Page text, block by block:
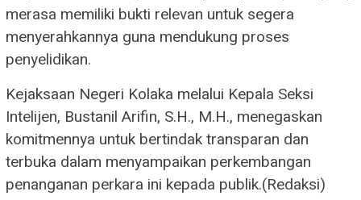
merasa memiliki bukti relevan untuk segera
menyerahkannya guna mendukung proses
penyelidikan.
Kejaksaan Negeri Kolaka melalui Kepala Seksi
Intelijen, Bustanil Arifin, S.H., M.H., menegaskan
komitmennya untuk bertindak transparan dan
terbuka dalam menyampaikan perkembangan
penanganan perkara ini kepada publik.(Redaksi)